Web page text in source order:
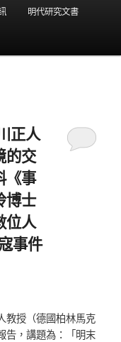
明代研究文書
正人
的交
事
博士
位人
事件
教授（德國柏林馬克
告，講題為：「明末